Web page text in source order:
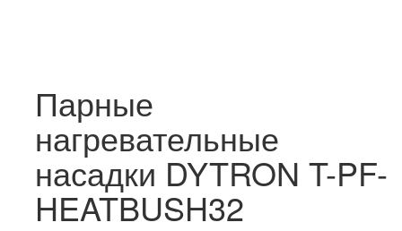
Парные
нагревательные
насадки DYTRON T-PF-
HEATBUSH32